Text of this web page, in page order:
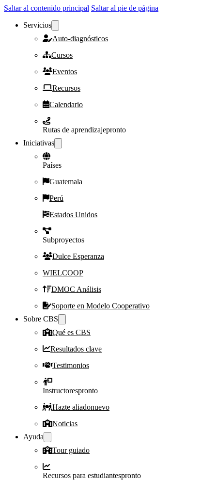
Saltar al contenido principal Saltar al pie de página
Servicios
Auto-diagnósticos
Cursos
Eventos
Recursos
Calendario
Rutas de aprendizajepronto
Iniciativas
Países
Guatemala
Perú
Estados Unidos
Subproyectos
Dulce Esperanza
WIELCOOP
DMOC Análisis
Soporte en Modelo Cooperativo
Sobre CBS
Qué es CBS
Resultados clave
Testimonios
Instructorespronto
Hazte aliadonuevo
Noticias
Ayuda
Tour guiado
Recursos para estudiantespronto